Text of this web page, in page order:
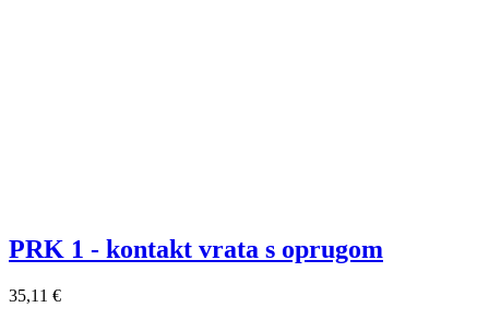
PRK 1 - kontakt vrata s oprugom
35,11 €